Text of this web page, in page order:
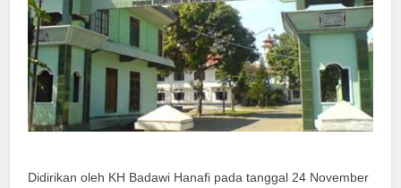
Didirikan oleh KH Badawi Hanafi pada tanggal 24 November